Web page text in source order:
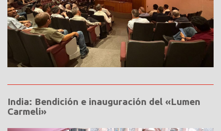
India: Bendición e inauguración del «Lumen
Carmeli»